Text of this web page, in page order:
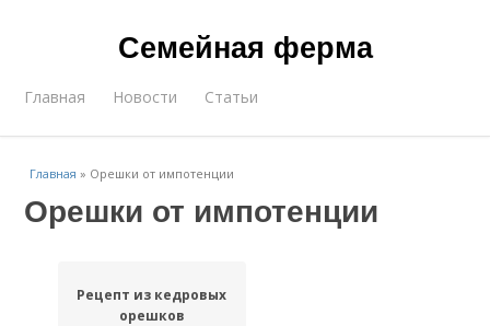
Семейная ферма
Главная Новости Статьи
Главная » Орешки от импотенции
Орешки от импотенции
Рецепт из кедровых
орешков